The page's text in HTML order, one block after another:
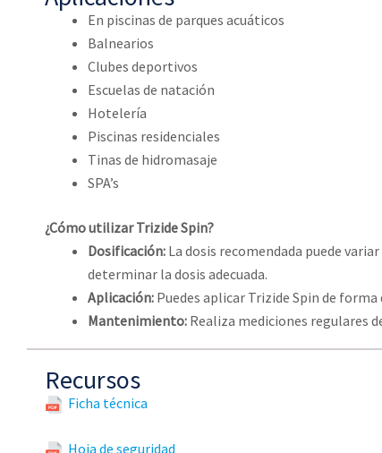
En piscinas de parques acuáticos
Balnearios
Clubes deportivos
Escuelas de natación
Hotelería
Piscinas residenciales
Tinas de hidromasaje
SPA’s
¿Cómo utilizar Trizide Spin?
Dosificación: La dosis recomendada puede
determinar la dosis adecuada.
Aplicación: Puedes aplicar Trizide Spin de
Mantenimiento: Realiza mediciones regulares
Recursos
Ficha técnica
Hoja de seguridad